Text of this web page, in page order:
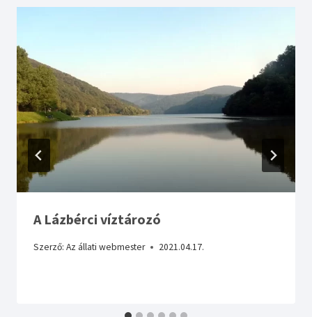
A Lázbérci víztározó
Szerző: Az állati webmester 2021.04.17.